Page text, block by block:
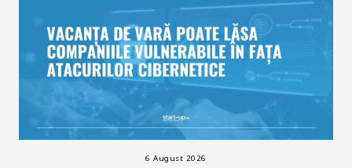
6 August 2026